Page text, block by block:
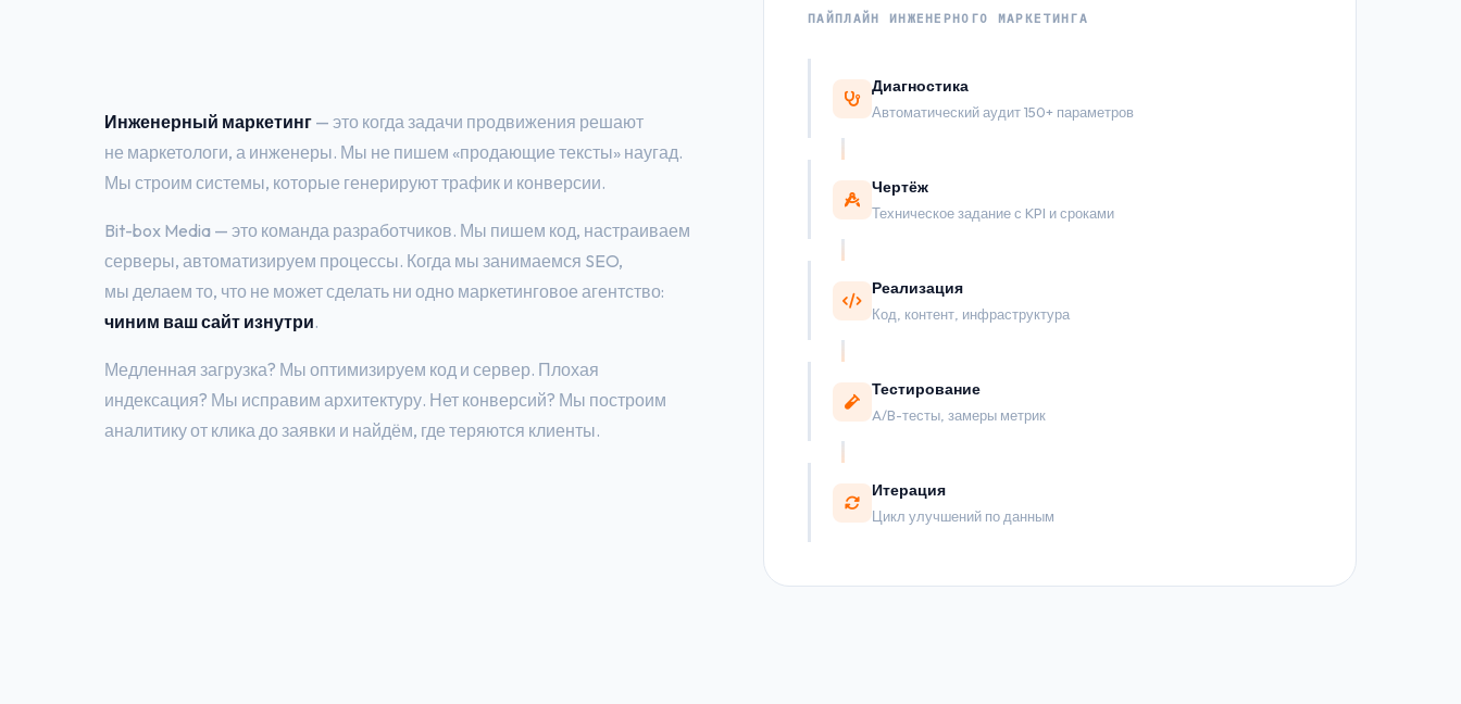
Инженерный маркетинг — это когда задачи продвижения решают
не маркетологи, а инженеры. Мы не пишем «продающие тексты» наугад.
Мы строим системы, которые генерируют трафик и конверсии.
Bit-box Media — это команда разработчиков. Мы пишем код, настраиваем
серверы, автоматизируем процессы. Когда мы занимаемся SEO,
мы делаем то, что не может сделать ни одно маркетинговое агентство:
чиним ваш сайт изнутри.
Медленная загрузка? Мы оптимизируем код и сервер. Плохая
индексация? Мы исправим архитектуру. Нет конверсий? Мы построим
аналитику от клика до заявки и найдём, где теряются клиенты.
ПАЙПЛАЙН ИНЖЕНЕРНОГО МАРКЕТИНГА
Диагностика
Автоматический аудит 150+ параметров
Чертёж
Техническое задание с KPI и сроками
Реализация
Код, контент, инфраструктура
Тестирование
A/B-тесты, замеры метрик
Итерация
Цикл улучшений по данным